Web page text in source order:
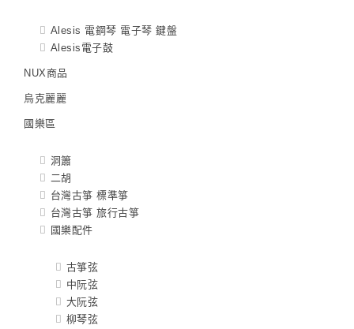
Alesis 電鋼琴 電子琴 鍵盤
Alesis電子鼓
NUX商品
烏克麗麗
國樂區
洞簫
二胡
台灣古箏 標準箏
台灣古箏 旅行古箏
國樂配件
古箏弦
中阮弦
大阮弦
柳琴弦